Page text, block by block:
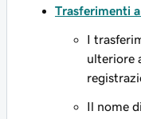
Trasferimenti
I
ulteriore
Il nome